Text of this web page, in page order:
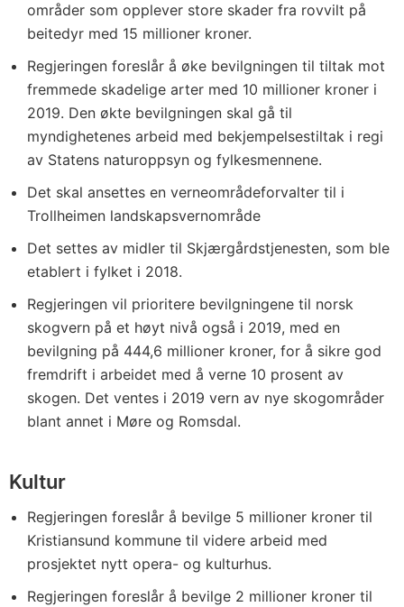
områder som opplever store skader fra rovvilt på
beitedyr med 15 millioner kroner.
Regjeringen foreslår å øke bevilgningen til tiltak mot
fremmede skadelige arter med 10 millioner kroner i
2019. Den økte bevilgningen skal gå til
myndighetenes arbeid med bekjempelsestiltak i regi
av Statens naturoppsyn og fylkesmennene.
Det skal ansettes en verneområdeforvalter til i
Trollheimen landskapsvernområde
Det settes av midler til Skjærgårdstjenesten, som ble
etablert i fylket i 2018.
Regjeringen vil prioritere bevilgningene til norsk
skogvern på et høyt nivå også i 2019, med en
bevilgning på 444,6 millioner kroner, for å sikre god
fremdrift i arbeidet med å verne 10 prosent av
skogen. Det ventes i 2019 vern av nye skogområder
blant annet i Møre og Romsdal.
Kultur
Regjeringen foreslår å bevilge 5 millioner kroner til
Kristiansund kommune til videre arbeid med
prosjektet nytt opera- og kulturhus.
Regjeringen foreslår å bevilge 2 millioner kroner til